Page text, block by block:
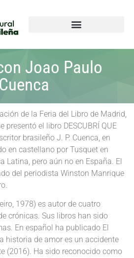
Joao Paulo
Cuenca
de la Feria del Libro de Madrid,
presentó el libro DESCUBRÍ QUE
brasileño J. P. Cuenca, en
en castellano por Tusquet en
Latina, pero aún no en España. El
del periodista Winston Manrique
1978) es autor de cuatro
crónicas. Sus libros han sido
En español ha publicado El
historia de amor es un accidente
(2016). Ha sido reconocido como